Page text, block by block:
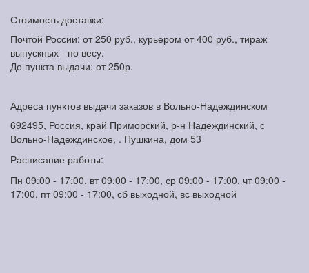
Стоимость доставки:
Почтой России: от 250 руб., курьером от 400 руб., тираж
выпускных - по весу.
До пункта выдачи: от 250р.
Адреса пунктов выдачи заказов в Вольно-Надеждинском
692495, Россия, край Приморский, р-н Надеждинский, с
Вольно-Надеждинское, . Пушкина, дом 53
Расписание работы:
Пн 09:00 - 17:00, вт 09:00 - 17:00, ср 09:00 - 17:00, чт 09:00 -
17:00, пт 09:00 - 17:00, сб выходной, вс выходной